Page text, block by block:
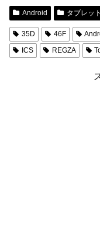
Android タブレット
35D 46F
ICS
REGZA